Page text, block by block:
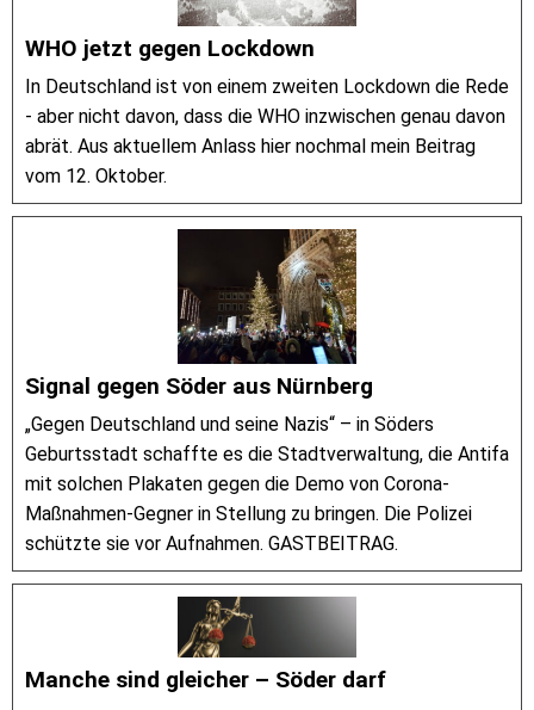
WHO jetzt gegen Lockdown
In Deutschland ist von einem zweiten Lockdown die Rede
- aber nicht davon, dass die WHO inzwischen genau davon
abrät. Aus aktuellem Anlass hier nochmal mein Beitrag
vom 12. Oktober.
Signal gegen Söder aus Nürnberg
„Gegen Deutschland und seine Nazis“ – in Söders
Geburtsstadt schaffte es die Stadtverwaltung, die Antifa
mit solchen Plakaten gegen die Demo von Corona-
Maßnahmen-Gegner in Stellung zu bringen. Die Polizei
schützte sie vor Aufnahmen. GASTBEITRAG.
Manche sind gleicher – Söder darf